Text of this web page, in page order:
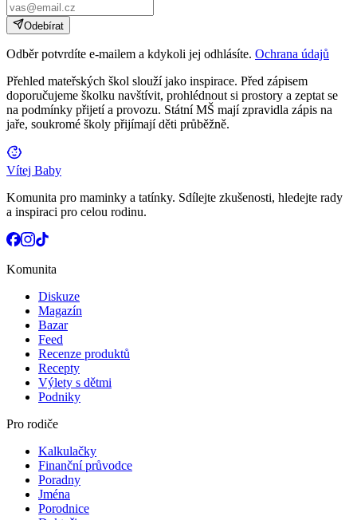
Odebírat
Odběr potvrdíte e-mailem a kdykoli jej odhlásíte. Ochrana údajů
Přehled mateřských škol slouží jako inspirace. Před zápisem
doporučujeme školku navštívit, prohlédnout si prostory a zeptat se
na podmínky přijetí a provozu. Státní MŠ mají zpravidla zápis na
jaře, soukromé školy přijímají děti průběžně.
Vítej Baby
Komunita pro maminky a tatínky. Sdílejte zkušenosti, hledejte rady
a inspiraci pro celou rodinu.
Komunita
Diskuze
Magazín
Bazar
Feed
Recenze produktů
Recepty
Výlety s dětmi
Podniky
Pro rodiče
Kalkulačky
Finanční průvodce
Poradny
Jména
Porodnice